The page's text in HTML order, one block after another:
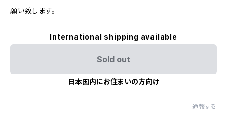
願い致します。
International shipping available
Sold out
日本国内にお住まいの方向け
通報する